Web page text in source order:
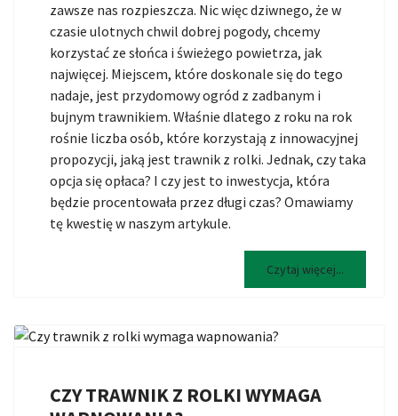
zawsze nas rozpieszcza. Nic więc dziwnego, że w
czasie ulotnych chwil dobrej pogody, chcemy
korzystać ze słońca i świeżego powietrza, jak
najwięcej. Miejscem, które doskonale się do tego
nadaje, jest przydomowy ogród z zadbanym i
bujnym trawnikiem. Właśnie dlatego z roku na rok
rośnie liczba osób, które korzystają z innowacyjnej
propozycji, jaką jest trawnik z rolki. Jednak, czy taka
opcja się opłaca? I czy jest to inwestycja, która
będzie procentowała przez długi czas? Omawiamy
tę kwestię w naszym artykule.
Czytaj więcej...
CZY TRAWNIK Z ROLKI WYMAGA